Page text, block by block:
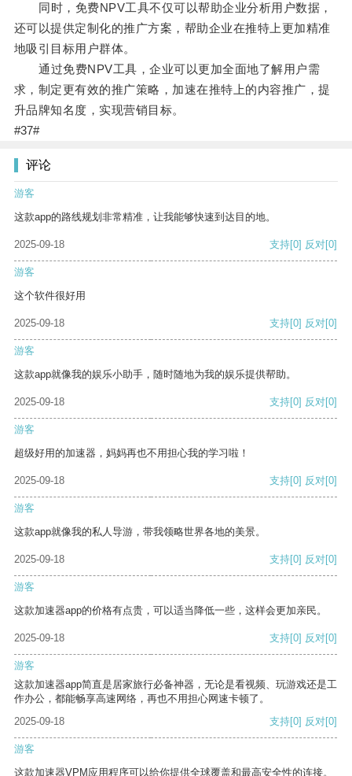
同时，免费NPV工具不仅可以帮助企业分析用户数据，
还可以提供定制化的推广方案，帮助企业在推特上更加精准
地吸引目标用户群体。
通过免费NPV工具，企业可以更加全面地了解用户需
求，制定更有效的推广策略，加速在推特上的内容推广，提
升品牌知名度，实现营销目标。
#37#
评论
游客
这款app的路线规划非常精准，让我能够快速到达目的地。
2025-09-18 支持[0] 反对[0]
游客
这个软件很好用
2025-09-18 支持[0] 反对[0]
游客
这款app就像我的娱乐小助手，随时随地为我的娱乐提供帮助。
2025-09-18 支持[0] 反对[0]
游客
超级好用的加速器，妈妈再也不用担心我的学习啦！
2025-09-18 支持[0] 反对[0]
游客
这款app就像我的私人导游，带我领略世界各地的美景。
2025-09-18 支持[0] 反对[0]
游客
这款加速器app的价格有点贵，可以适当降低一些，这样会更加亲民。
2025-09-18 支持[0] 反对[0]
游客
这款加速器app简直是居家旅行必备神器，无论是看视频、玩游戏还是工
作办公，都能畅享高速网络，再也不用担心网速卡顿了。
2025-09-18
支持[0] 反对[0]
游客
这款加速器VPM应用程序可以给你提供全球覆盖和最高安全性的连接。